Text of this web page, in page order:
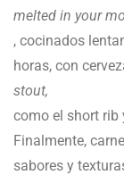
melted in your
, cocinados
horas, con
stout,
como el short rib
Finalmente,
sabores y